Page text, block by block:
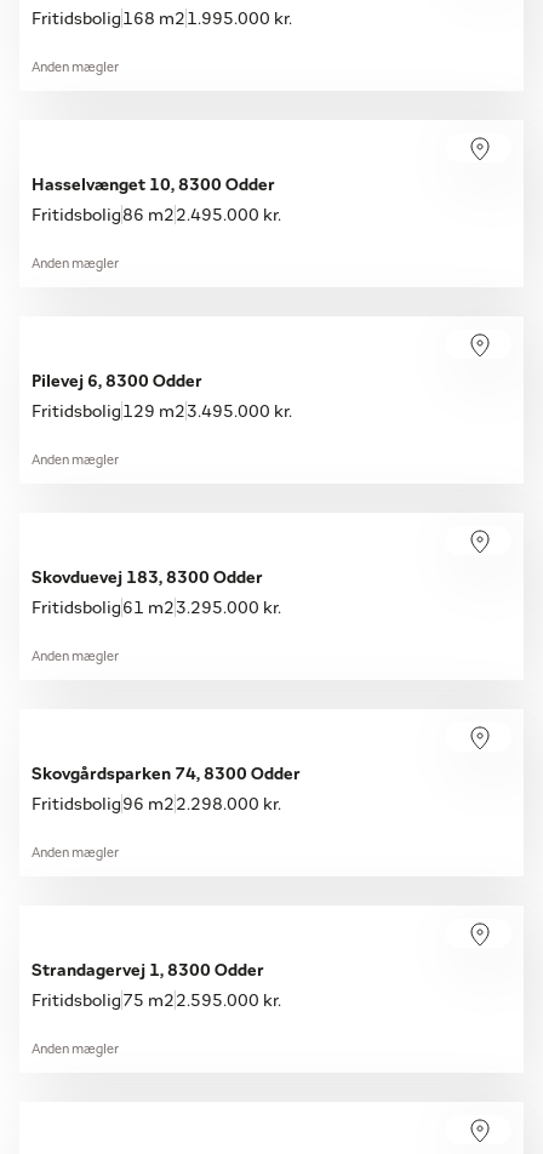
Fritidsbolig 168 m2 1.995.000 kr.
Anden mægler
Hasselvænget 10, 8300 Odder
Fritidsbolig86 m2 2.495.000 kr.
Anden mægler
Pilevej 6, 8300 Odder
Fritidsbolig 129 m2 3.495.000 kr.
Anden mægler
Skovduevej 183, 8300 Odder
Fritidsbolig 61 m2 3.295.000 kr.
Anden mægler
Skovgårdsparken 74, 8300 Odder
Fritidsbolig 96 m2 2.298.000 kr.
Anden mægler
Strandagervej 1, 8300 Odder
Fritidsbolig 75 m2 2.595.000 kr.
Anden mægler